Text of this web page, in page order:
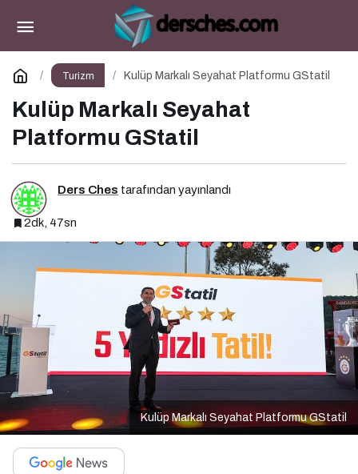
Turizm Kulüp Markalı Seyahat Platformu GStatil
Kulüp Markalı Seyahat
Platformu GStatil
Ders Ches tarafından yayınlandı
2dk, 47sn
Kulüp Markalı Seyahat Platformu GStatil
Antalya-Ostrava Hattında Yeni Dönem
Yorum Yap